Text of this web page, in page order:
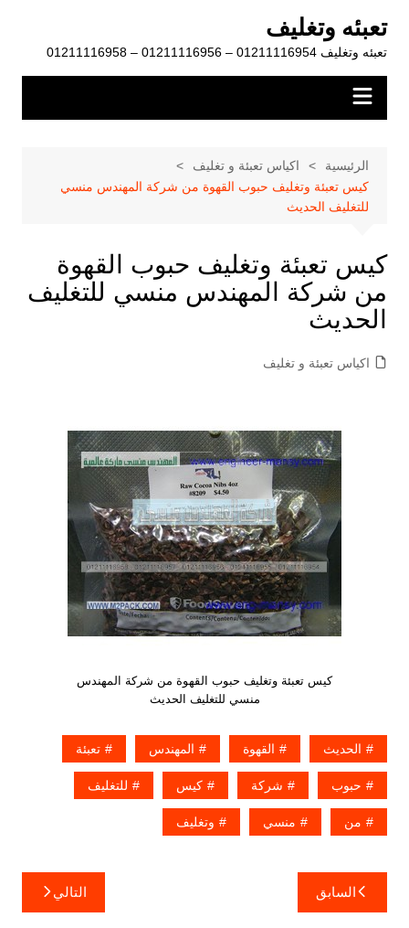
المحتوى
تعبئه وتغليف
تعبئه وتغليف 01211116954 – 01211116956 – 01211116958
الرئيسية
اكياس تعبئة و تغليف
كيس تعبئة وتغليف حبوب القهوة من شركة المهندس منسي
للتغليف الحديث
كيس تعبئة وتغليف حبوب القهوة
من شركة المهندس منسي للتغليف
الحديث
اكياس تعبئة و تغليف
كيس تعبئة وتغليف حبوب القهوة من شركة المهندس
منسي للتغليف الحديث
الحديث القهوة المهندس تعبئة
حبوب شركة كيس للتغليف
من منسي وتغليف
تصفّح
المقالات
السابق التالي